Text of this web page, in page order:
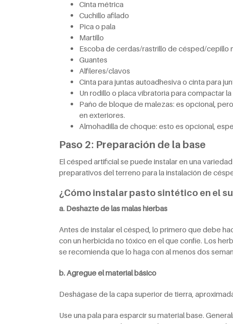
Cinta métrica
Cuchillo afilado
Pica o pala
Martillo
Escoba de cerdas/rastrillo de césped/cepillo
Guantes
Alfileres/clavos
Cinta para juntas autoadhesiva o cinta para
Un rodillo o placa vibratoria para compactar
Paño de bloque de malezas: es opcional,
en exteriores.
Almohadilla de choque: esto es opcional,
Paso 2: Preparación de la base
El césped artificial se puede instalar en una
preparativos del terreno para la instalación de
¿Cómo instalar pasto sintético en el
a. Deshazte de las malas hierbas
Antes de instalar el césped, lo primero que debe
con un herbicida no tóxico en el que confíe. Los
se recomienda que lo haga con al menos dos
b. Agregue el material básico
Deshágase de la capa superior de tierra,
Use una pala para esparcir su material base.